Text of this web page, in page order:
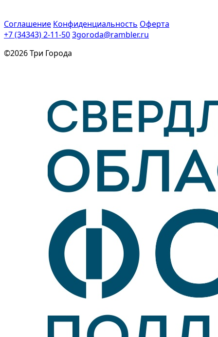
Соглашение Конфиденциальность Оферта
+7 (34343) 2-11-503goroda@rambler.ru
©2026 Три Города